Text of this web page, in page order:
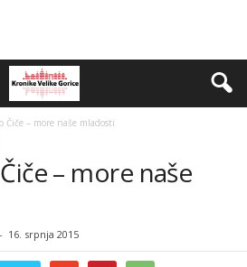
Čiče – more naše mladosti
– more naše
- 16. srpnja 2015